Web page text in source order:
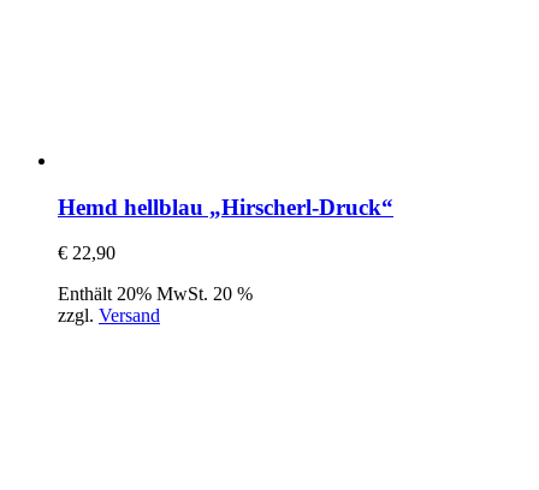
Hemd hellblau „Hirscherl-Druck“
€ 22,90
Enthält 20% MwSt. 20 %
zzgl. Versand